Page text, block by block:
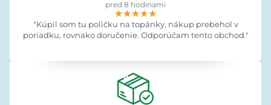
pred 8 hodinami
★★★★★
★★★★★
★★★★★
"Kúpil som tu poličku na topánky, nákup prebehol v
poriadku, rovnako doručenie. Odporúčam tento obchod."